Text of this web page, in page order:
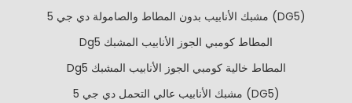
مشبك الأنابيب بدون المطاط والصامولة دي جي 5 (DG5)
Dg5 المطاط كومبي الجوز الأنابيب المشبك
Dg5 المطاط خالية كومبي الجوز الأنابيب المشبك
مشبك الأنابيب عالي التحمل دي جي 5 (DG5)